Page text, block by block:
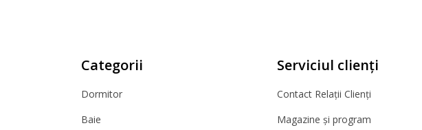
Categorii
Dormitor
Baie
Serviciul clienți
Contact Relații Clienți
Magazine și program